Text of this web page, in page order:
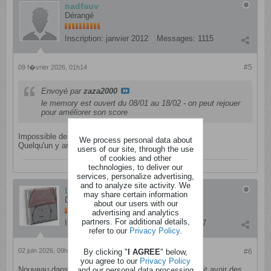
nadfauv
Dérangé
Inscription: janvier 2012 Messages: 1115
#5
09 f�vrier 2026, 01h14
Envoyé parzaza2000
le memory est ouvert du 08/01 au 18/02 - on peut rejouer
pour améliorer son score
Impossible de faire moins que 20 clics chez moi.
Quelqu'un y arrive ?
Lmoi
Détraqué
Inscription: avril 2023 Messages: 2297
#6
02 juin 2026, 09h18
We process personal data about
users of our site, through the use
of cookies and other
technologies, to deliver our
services, personalize advertising,
and to analyze site activity. We
may share certain information
about our users with our
advertising and analytics
partners. For additional details,
refer to our Privacy Policy.
By clicking "I AGREE" below,
you agree to our Privacy Policy